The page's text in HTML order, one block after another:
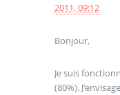
2011, 09:12
Bonjour,
Je suis
(80%).